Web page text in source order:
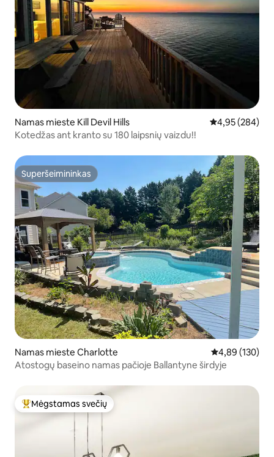
Namas mieste Kill Devil Hills Vidutinis
4,95 (284)
Kotedžas ant kranto su 180 laipsnių vaizdu!!
Superšeimininkas
Superšeimininkas
Namas mieste Charlotte Vidutinis
4,89 (130)
Atostogų baseino namas pačioje Ballantyne širdyje
Svečių mėgstamiausias
Mėgstamas svečių